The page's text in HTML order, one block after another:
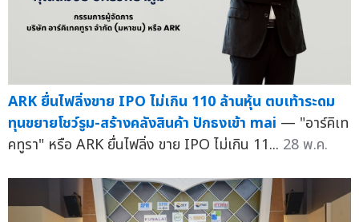
ARK ยื่นไฟลิ่งขาย IPO ไม่เกิน 110 ล้านหุ้น ตบเท้าระดม
ทุนขยายโชว์รูม-สร้างคลังสินค้า ปักธงเข้า mai — "อาร์คิเท
คทูรา" หรือ ARK ยื่นไฟลิ่ง ขาย IPO ไม่เกิน 11... 28 พ.ค.